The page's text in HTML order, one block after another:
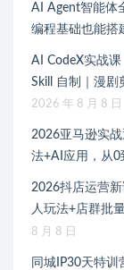
AI Agent智能体
编程基础也能搭
AI CodeX实战
Skill 自制｜漫剧
2026 年 8 月 8 日
2026亚马逊实
法+AI应用，从0
2026抖店运营
人玩法+店群批
8 月 8 日
同城IP30天特